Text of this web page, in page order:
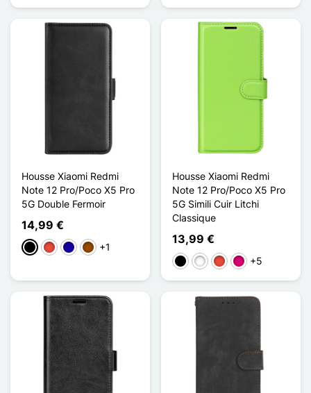
Housse Xiaomi Redmi
Note 12 Pro/Poco X5 Pro
5G Double Fermoir
14,99 €
PretoVermelhoAzul Escuro
Castanho
+1
Housse Xiaomi Redmi
Note 12 Pro/Poco X5 Pro
5G Simili Cuir Litchi
Classique
13,99 €
PretoBrancoVermelho
Magenta
+5